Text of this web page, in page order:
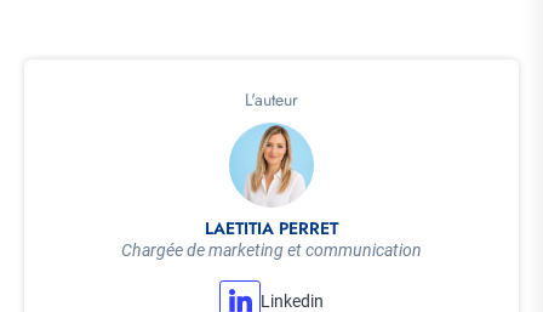
L'auteur
LAETITIA PERRET
Chargée de marketing et communication
Linkedin